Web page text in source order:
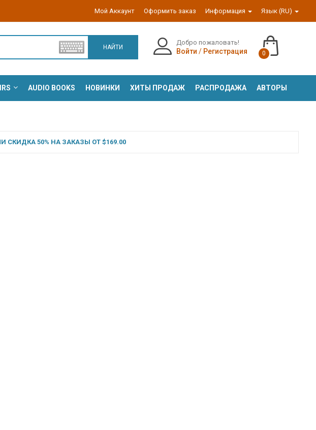
Мой Аккаунт Оформить заказ Информация Язык (RU)
НАЙТИ
Добро пожаловать!
Войти / Регистрация 0
AUDIO BOOKS НОВИНКИ ХИТЫ ПРОДАЖ РАСПРОДАЖА АВТОРЫ
СКИДКА 50% НА ЗАКАЗЫ ОТ $169.00